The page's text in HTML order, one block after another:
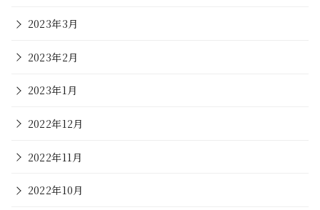
2023年3月
2023年2月
2023年1月
2022年12月
2022年11月
2022年10月